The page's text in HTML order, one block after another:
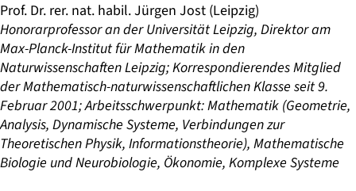
Prof. Dr. rer. nat. habil. Jürgen Jost (Leipzig)
Honorarprofessor an der Universität Leipzig, Direktor am
Max-Planck-Institut für Mathematik in den
Naturwissenschaften Leipzig; Korrespondierendes Mitglied
der Mathematisch-naturwissenschaftlichen Klasse seit 9.
Februar 2001; Arbeitsschwerpunkt: Mathematik (Geometrie,
Analysis, Dynamische Systeme, Verbindungen zur
Theoretischen Physik, Informationstheorie), Mathematische
Biologie und Neurobiologie, Ökonomie, Komplexe Systeme